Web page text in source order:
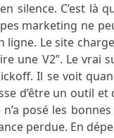
silence. C’est
marketing ne
ligne. Le site
V2”. Le vrai
Il se voit
d’être un outil
posé les
perdue. En